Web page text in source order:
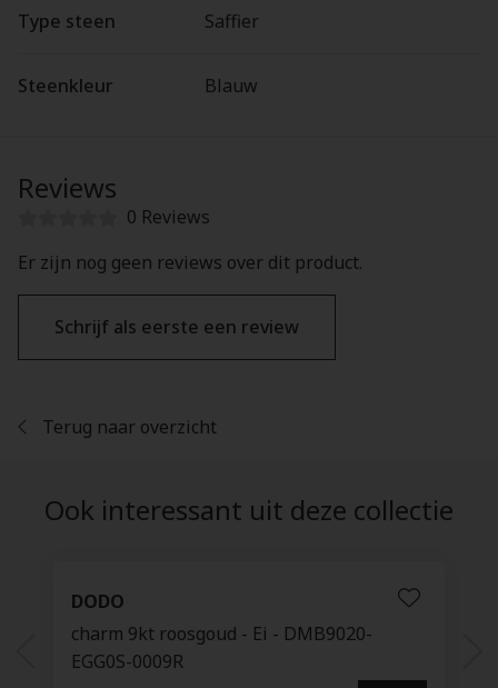
Type steen Saffier
Steenkleur Blauw
Reviews
0 Reviews
Er zijn nog geen reviews over dit product.
Schrijf als eerste een review
Terug naar overzicht
Ook interessant uit deze collectie
DODO
charm 9kt roosgoud - Ei - DMB9020-
EGG0S-0009R